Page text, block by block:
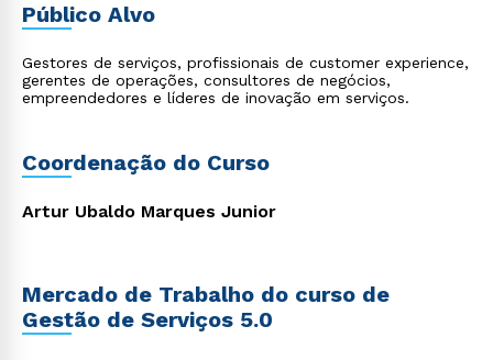
Público Alvo
Gestores de serviços, profissionais de customer experience,
gerentes de operações, consultores de negócios,
empreendedores e líderes de inovação em serviços.
Coordenação do Curso
Artur Ubaldo Marques Junior
Mercado de Trabalho do curso de
Gestão de Serviços 5.0